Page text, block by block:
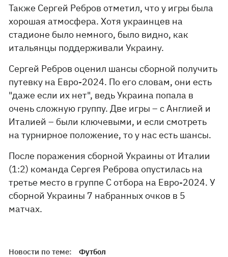
Также Сергей Ребров отметил, что у игры была
хорошая атмосфера. Хотя украинцев на
стадионе было немного, было видно, как
итальянцы поддерживали Украину.
Сергей Ребров оценил шансы сборной получить
путевку на Евро-2024. По его словам, они есть
"даже если их нет", ведь Украина попала в
очень сложную группу. Две игры – с Англией и
Италией – были ключевыми, и если смотреть
на турнирное положение, то у нас есть шансы.
После поражения сборной Украины от Италии
(1:2) команда Сергея Реброва опустилась на
третье место в группе С отбора на Евро-2024. У
сборной Украины 7 набранных очков в 5
матчах.
Новости по теме:
Футбол